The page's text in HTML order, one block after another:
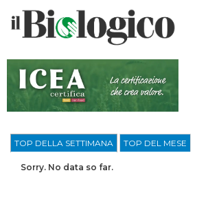
TOP DELLA SETTIMANA TOP DEL MESE
Sorry. No data so far.